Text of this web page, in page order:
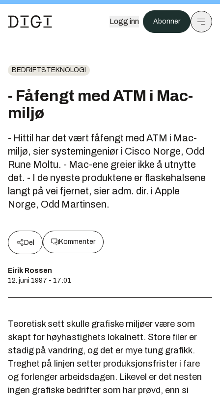
Logg inn Abonner
BEDRIFTSTEKNOLOGI
- Fåfengt med ATM i Mac-
miljø
- Hittil har det vært fåfengt med ATM i Mac-
miljø, sier systemingeniør i Cisco Norge, Odd
Rune Moltu. - Mac-ene greier ikke å utnytte
det. - I de nyeste produktene er flaskehalsene
langt på vei fjernet, sier adm. dir. i Apple
Norge, Odd Martinsen.
Del Kommenter
Eirik Rossen
12. juni 1997 - 17:01
Teoretisk sett skulle grafiske miljøer være som
skapt for høyhastighets lokalnett. Store filer er
stadig på vandring, og det er mye tung grafikk.
Treghet på linjen setter produksjonsfrister i fare
og forlenger arbeidsdagen. Likevel er det nesten
ingen grafiske bedrifter som har prøvd, enn si